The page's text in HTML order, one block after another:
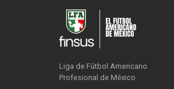
Liga de Fútbol Americano
Profesional de México